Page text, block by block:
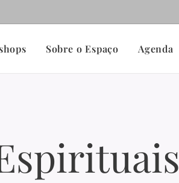
Sobre o Espaço Agenda